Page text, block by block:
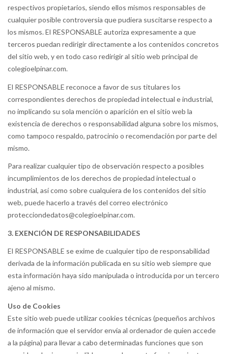
respectivos propietarios, siendo ellos mismos responsables de
cualquier posible controversia que pudiera suscitarse respecto a
los mismos. El RESPONSABLE autoriza expresamente a que
terceros puedan redirigir directamente a los contenidos concretos
del sitio web, y en todo caso redirigir al sitio web principal de
colegioelpinar.com.
El RESPONSABLE reconoce a favor de sus titulares los
correspondientes derechos de propiedad intelectual e industrial,
no implicando su sola mención o aparición en el sitio web la
existencia de derechos o responsabilidad alguna sobre los mismos,
como tampoco respaldo, patrocinio o recomendación por parte del
mismo.
Para realizar cualquier tipo de observación respecto a posibles
incumplimientos de los derechos de propiedad intelectual o
industrial, así como sobre cualquiera de los contenidos del sitio
web, puede hacerlo a través del correo electrónico
protecciondedatos@colegioelpinar.com.
3. EXENCIÓN DE RESPONSABILIDADES
El RESPONSABLE se exime de cualquier tipo de responsabilidad
derivada de la información publicada en su sitio web siempre que
esta información haya sido manipulada o introducida por un tercero
ajeno al mismo.
Uso de Cookies
Este sitio web puede utilizar cookies técnicas (pequeños archivos
de información que el servidor envía al ordenador de quien accede
a la página) para llevar a cabo determinadas funciones que son